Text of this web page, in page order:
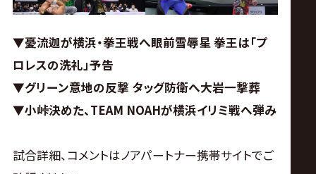
グ・
ノ
ア
公
▼憂流迦が横浜・拳王戦へ眼前雪辱星 拳王は「プ
ロレスの洗礼」予告
▼グリーン意地の反撃 タッグ防衛へ大岩一撃葬
▼小峠決めた、TEAM NOAHが横浜イリミ戦へ弾み
試合詳細、コメントはノアパートナー携帯サイトでご